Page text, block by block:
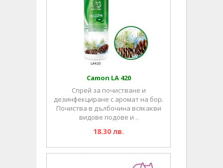
Camon LA 420
Спрей за почистване и
дезинфекциране с аромат на бор.
Почиства в дълбочина всякакви
видове подове и ..
18.30 лв.